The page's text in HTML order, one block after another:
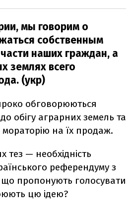
мы говорим о
собственным
наших граждан, а
землях всего
(укр)
обговорюються
обігу аграрних земель та
мораторію на їх продаж.
тез — необхідність
референдуму з
пропонують голосувати
цю ідею?